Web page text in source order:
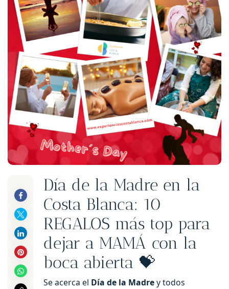
Día de la Madre en la
Costa Blanca: 10
REGALOS más top para
dejar a MAMÁ con la
boca abierta 💝
Se acerca el Día de la Madrey todos